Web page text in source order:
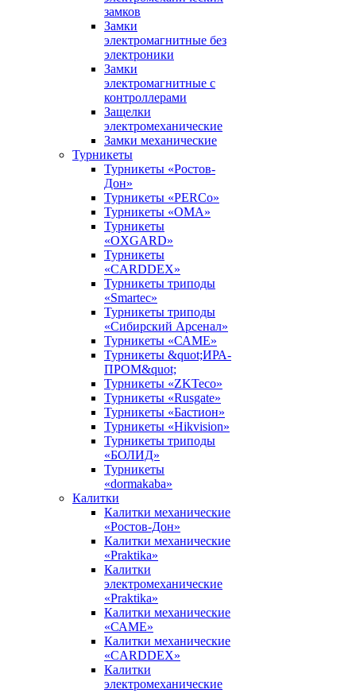
замков
Замки
электромагнитные без
электроники
Замки
электромагнитные с
контроллерами
Защелки
электромеханические
Замки механические
Турникеты
Турникеты «Ростов-
Дон»
Турникеты «PERCo»
Турникеты «ОМА»
Турникеты
«OXGARD»
Турникеты
«CARDDEX»
Турникеты триподы
«Smartec»
Турникеты триподы
«Сибирский Арсенал»
Турникеты «САМЕ»
Турникеты &quot;ИРА-
ПРОМ&quot;
Турникеты «ZKTeco»
Турникеты «Rusgate»
Турникеты «Бастион»
Турникеты «Hikvision»
Турникеты триподы
«БОЛИД»
Турникеты
«dormakaba»
Калитки
Калитки механические
«Ростов-Дон»
Калитки механические
«Praktika»
Калитки
электромеханические
«Praktika»
Калитки механические
«САМЕ»
Калитки механические
«CARDDEX»
Калитки
электромеханические